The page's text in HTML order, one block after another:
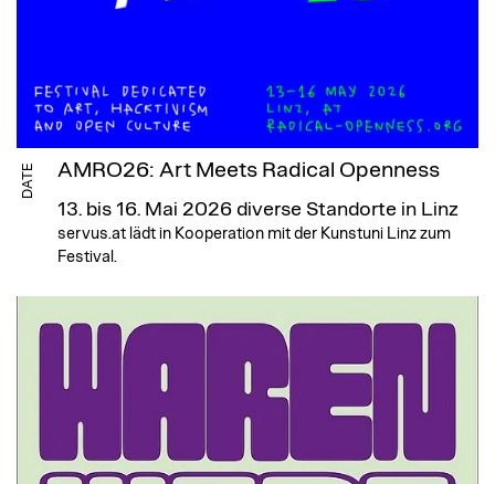
DATE AMRO26: Art Meets Radical Openness
13. bis 16. Mai 2026 diverse Standorte in Linz
servus.at lädt in Kooperation mit der Kunstuni Linz zum
Festival.